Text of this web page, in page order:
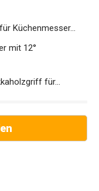
Küchenmesser...
mit 12°
für...